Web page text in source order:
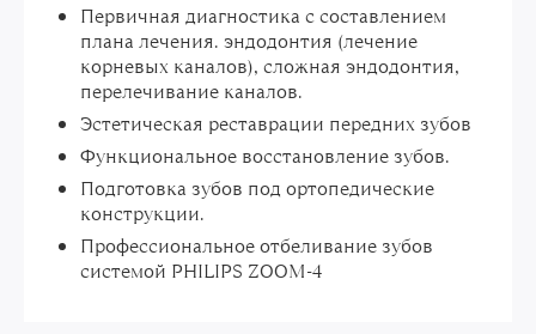
Первичная диагностика с составлением
плана лечения. эндодонтия (лечение
корневых каналов), сложная эндодонтия,
перелечивание каналов.
Эстетическая реставрации передних зубов
Функциональное восстановление зубов.
Подготовка зубов под ортопедические
конструкции.
Профессиональное отбеливание зубов
системой PHILIPS ZOOM-4